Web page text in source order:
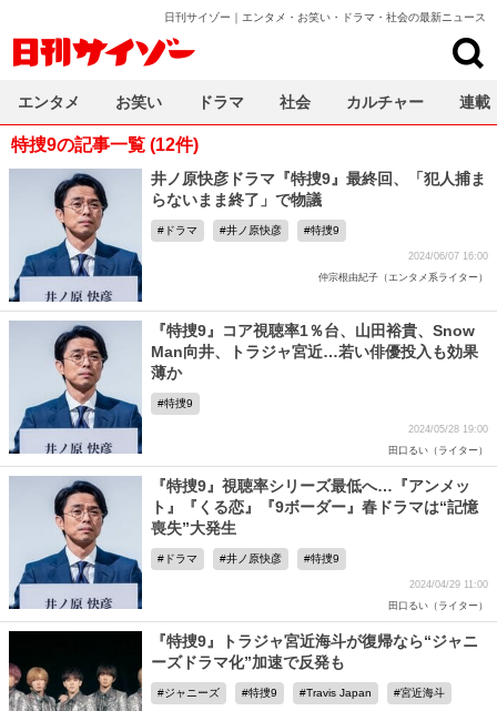
日刊サイゾー｜エンタメ・お笑い・ドラマ・社会の最新ニュース
特捜9の記事一覧 (12件)
井ノ原快彦ドラマ『特捜9』最終回、「犯人捕ま
らないまま終了」で物議
ドラマ 井ノ原快彦 特捜9
2024/06/07 16:00
仲宗根由紀子（エンタメ系ライター）
『特捜9』コア視聴率1％台、山田裕貴、Snow
Man向井、トラジャ宮近…若い俳優投入も効果
薄か
特捜9
2024/05/28 19:00
田口るい（ライター）
『特捜9』視聴率シリーズ最低へ…『アンメッ
ト』『くる恋』『9ボーダー』春ドラマは“記憶
喪失”大発生
ドラマ 井ノ原快彦 特捜9
2024/04/29 11:00
田口るい（ライター）
『特捜9』トラジャ宮近海斗が復帰なら“ジャニ
ーズドラマ化”加速で反発も
ジャニーズ 特捜9 Travis Japan 宮近海斗
エンタメ お笑い ドラマ 社会 カルチャー 連載